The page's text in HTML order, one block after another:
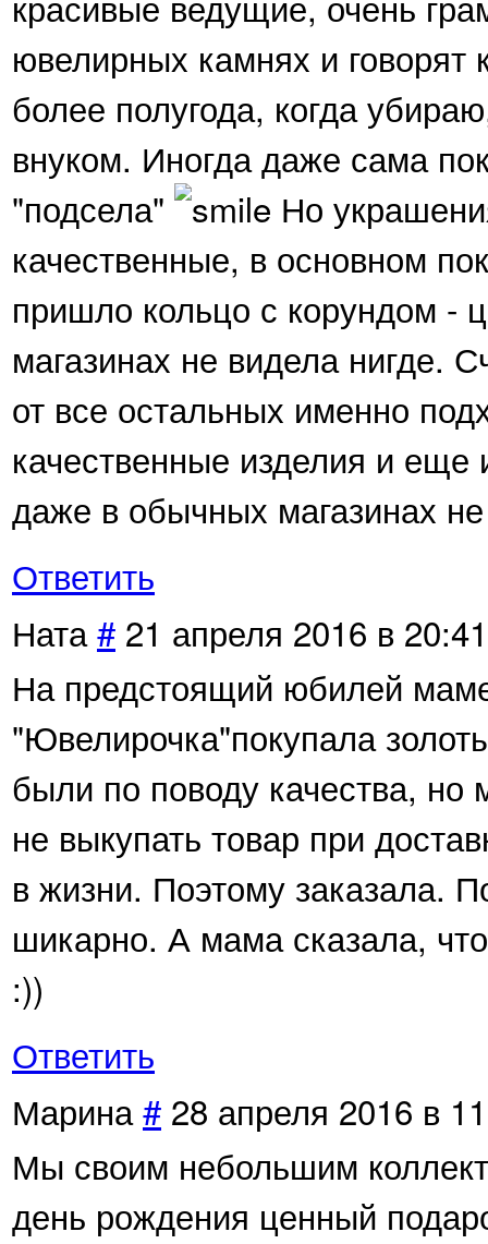
ювелирных камнях и
более полугода, когда
внуком. Иногда даже сама
"подсела"
Но
качественные, в основном
пришло кольцо с корундом -
магазинах не видела нигде.
от все остальных именно
качественные изделия и еще
даже в обычных магазинах
Ответить
Ната# 21 апреля 2016 в 20:41
На предстоящий юбилей
"Ювелирочка"покупала
были по поводу качества, но
не выкупать товар при
в жизни. Поэтому заказала.
шикарно. А мама сказала,
:))
Ответить
Марина# 28 апреля 2016 в
Мы своим небольшим
день рождения ценный